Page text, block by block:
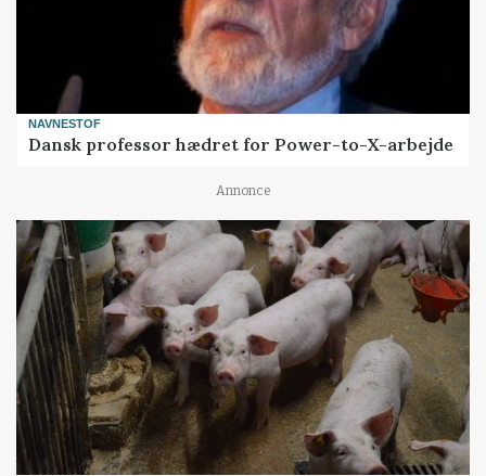
NAVNESTOF
Dansk professor hædret for Power-to-X-arbejde
Annonce